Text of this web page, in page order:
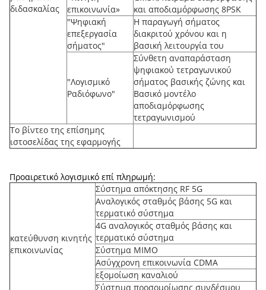
διδασκαλίας
επικοινωνία»
και αποδιαμόρφωσης 8PSK
"Ψηφιακή
επεξεργασία
σήματος"
Η παραγωγή σήματος
διακριτού χρόνου και η
βασική λειτουργία του
"Λογισμικό
Ραδιόφωνο"
Σύνθετη αναπαράσταση
ψηφιακού τετραγωνικού
σήματος βασικής ζώνης και
Βασικό μοντέλο
αποδιαμόρφωσης
τετραγωνισμού
Το βίντεο της επίσημης
ιστοσελίδας της εφαρμογής
Προαιρετικό λογισμικό επί πληρωμή:
κατεύθυνση κινητής
επικοινωνίας
Σύστημα απόκτησης RF 5G
Αναλογικός σταθμός βάσης 5G και
τερματικό σύστημα
4G αναλογικός σταθμός βάσης και
τερματικό σύστημα
Σύστημα MIMO
Ασύγχρονη επικοινωνία CDMA
εξομοίωση καναλιού
Σύστημα προσομοίωσης συνδέσμου